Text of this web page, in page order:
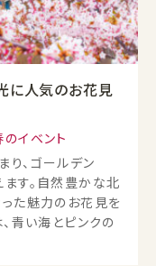
に人気のお花見
イベント
、ゴールデン
す。自然豊かな北
た魅力のお花見を
青い海とピンクの